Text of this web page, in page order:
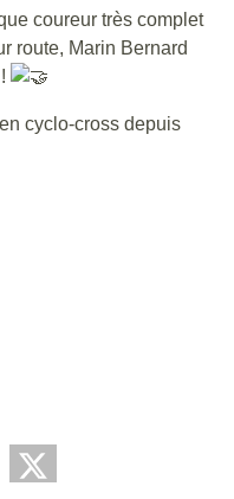
coureur très complet
route, Marin Bernard
cyclo-cross depuis